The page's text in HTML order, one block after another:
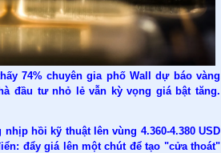
74% chuyên gia phố Wall dự báo vàng
đầu tư nhỏ lẻ vẫn kỳ vọng giá bật tăng.
hồi kỹ thuật lên vùng 4.360-4.380 USD
đẩy giá lên một chút để tạo "cửa thoát"